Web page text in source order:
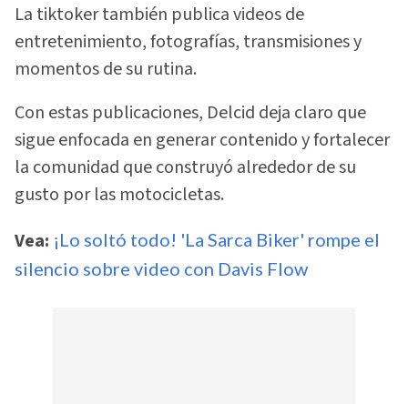
La tiktoker también publica videos de
entretenimiento, fotografías, transmisiones y
momentos de su rutina.
Con estas publicaciones, Delcid deja claro que
sigue enfocada en generar contenido y fortalecer
la comunidad que construyó alrededor de su
gusto por las motocicletas.
Vea: ¡Lo soltó todo! 'La Sarca Biker' rompe el
silencio sobre video con Davis Flow